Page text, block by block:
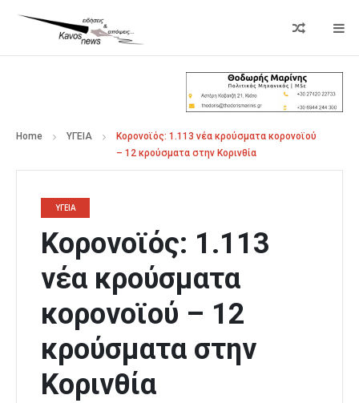
Home ΥΓΕΙΑ
Κορονοϊός: 1.113 νέα κρούσματα κορονοϊού
– 12 κρούσματα στην Κορινθία
ΥΓΕΙΑ
Κορονοϊός: 1.113
νέα κρούσματα
κορονοϊού – 12
κρούσματα στην
Κορινθία